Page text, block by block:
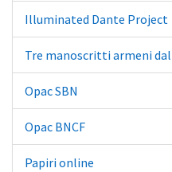
Illuminated Dante Project
Tre manoscritti armeni
Opac SBN
Opac BNCF
Papiri online